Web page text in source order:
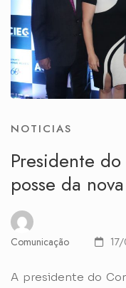
NOTICIAS
Presidente
posse da
Comunicação
A presidente do